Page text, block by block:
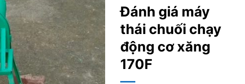
Đánh giá máy
thái chuối chạy
động cơ xăng
170F